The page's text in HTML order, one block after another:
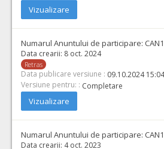
Vizualizare
Numarul Anuntului de participare:
Data crearii: 8 oct. 2024
Retras
Data publicare versiune : 09.10.2024 15:04
Versiune pentru: : Completare
Vizualizare
Numarul Anuntului de participare:
Data crearii: 4 oct. 2023